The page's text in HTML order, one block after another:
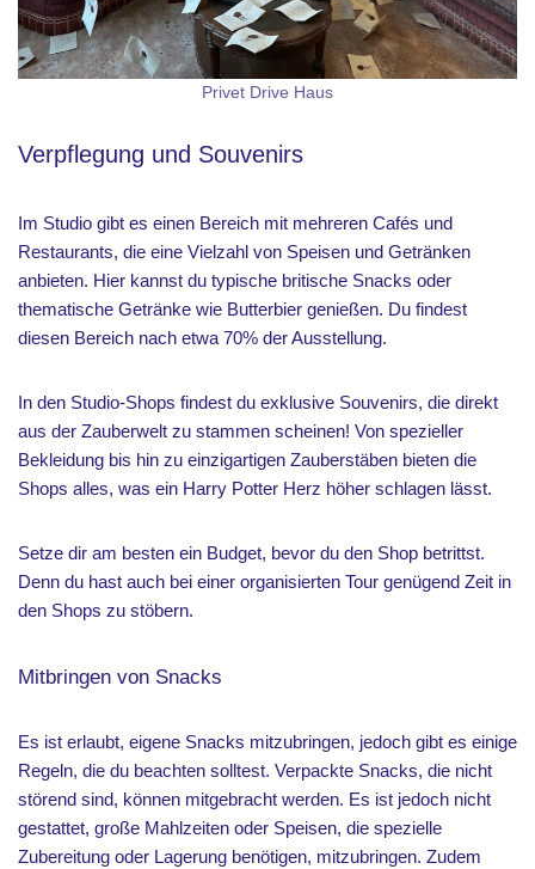
Privet Drive Haus
Verpflegung und Souvenirs
Im Studio gibt es einen Bereich mit mehreren Cafés und
Restaurants, die eine Vielzahl von Speisen und Getränken
anbieten. Hier kannst du typische britische Snacks oder
thematische Getränke wie Butterbier genießen. Du findest
diesen Bereich nach etwa 70% der Ausstellung.
In den Studio-Shops findest du exklusive Souvenirs, die direkt
aus der Zauberwelt zu stammen scheinen! Von spezieller
Bekleidung bis hin zu einzigartigen Zauberstäben bieten die
Shops alles, was ein Harry Potter Herz höher schlagen lässt.
Setze dir am besten ein Budget, bevor du den Shop betrittst.
Denn du hast auch bei einer organisierten Tour genügend Zeit in
den Shops zu stöbern.
Mitbringen von Snacks
Es ist erlaubt, eigene Snacks mitzubringen, jedoch gibt es einige
Regeln, die du beachten solltest. Verpackte Snacks, die nicht
störend sind, können mitgebracht werden. Es ist jedoch nicht
gestattet, große Mahlzeiten oder Speisen, die spezielle
Zubereitung oder Lagerung benötigen, mitzubringen. Zudem